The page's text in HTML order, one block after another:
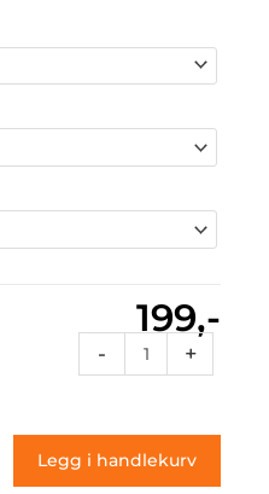
199,-
-
235
antall
+
Legg i handlekurv